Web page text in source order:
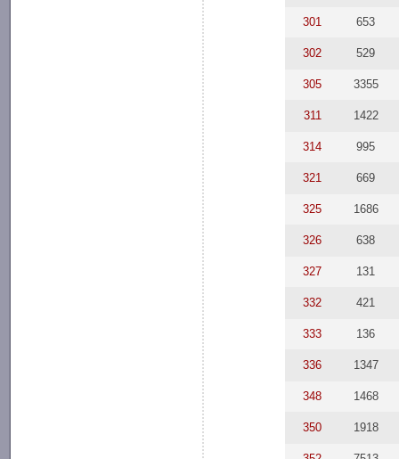
301 653
302 529
305 3355
311 1422
314 995
321 669
325 1686
326 638
327 131
332 421
333 136
336 1347
348 1468
350 1918